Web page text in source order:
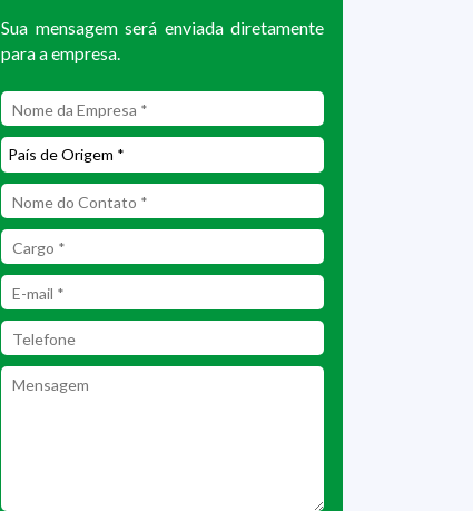
Sua mensagem será enviada diretamente
para a empresa.